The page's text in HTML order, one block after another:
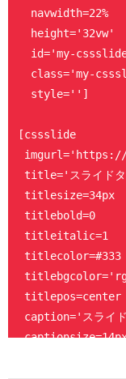
  navwidth=22%
  height='32vw'
id='my-
class='my-
  style='']
[cssslide
imgurl='https://
title='スライドタ
titlesize=34px
titlebold=0
titleitalic=1
titlecolor=#333
titlepos=center
caption='スライド